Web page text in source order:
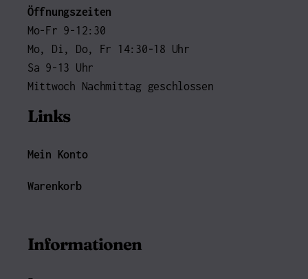
Öffnungszeiten
Mo-Fr 9-12:30
Mo, Di, Do, Fr 14:30-18 Uhr
Sa 9-13 Uhr
Mittwoch Nachmittag geschlossen
Links
Mein Konto
Warenkorb
Informationen